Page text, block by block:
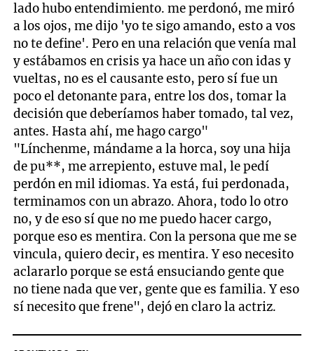
lado hubo entendimiento. me perdonó, me miró
a los ojos, me dijo 'yo te sigo amando, esto a vos
no te define'. Pero en una relación que venía mal
y estábamos en crisis ya hace un año con idas y
vueltas, no es el causante esto, pero sí fue un
poco el detonante para, entre los dos, tomar la
decisión que deberíamos haber tomado, tal vez,
antes. Hasta ahí, me hago cargo"
"Línchenme, mándame a la horca, soy una hija
de pu**, me arrepiento, estuve mal, le pedí
perdón en mil idiomas. Ya está, fui perdonada,
terminamos con un abrazo. Ahora, todo lo otro
no, y de eso sí que no me puedo hacer cargo,
porque eso es mentira. Con la persona que me se
vincula, quiero decir, es mentira. Y eso necesito
aclararlo porque se está ensuciando gente que
no tiene nada que ver, gente que es familia. Y eso
sí necesito que frene", dejó en claro la actriz.